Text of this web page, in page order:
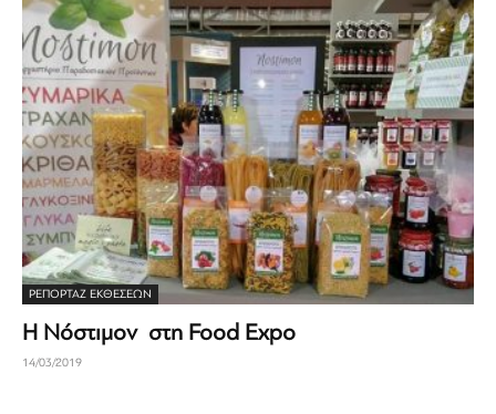
ΡΕΠΟΡΤΆΖ ΕΚΘΈΣΕΩΝ
H Νόστιμον στη Food Expo
14/03/2019